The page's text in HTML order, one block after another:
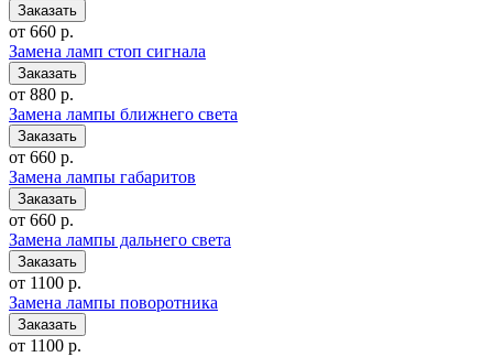
от 660 р.
Замена ламп стоп сигнала
от 880 р.
Замена лампы ближнего света
от 660 р.
Замена лампы габаритов
от 660 р.
Замена лампы дальнего света
от 1100 р.
Замена лампы поворотника
от 1100 р.